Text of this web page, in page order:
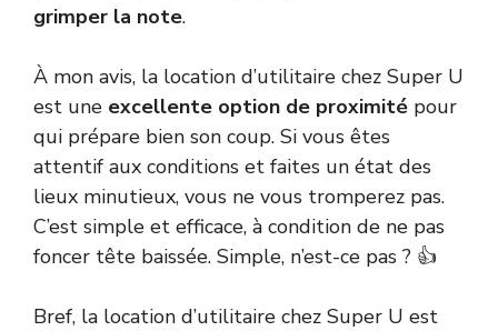
grimper la note.
À mon avis, la location d’utilitaire chez Super U
est une excellente option de proximité pour
qui prépare bien son coup. Si vous êtes
attentif aux conditions et faites un état des
lieux minutieux, vous ne vous tromperez pas.
C’est simple et efficace, à condition de ne pas
foncer tête baissée. Simple, n’est-ce pas ? 👍
Bref, la location d’utilitaire chez Super U est